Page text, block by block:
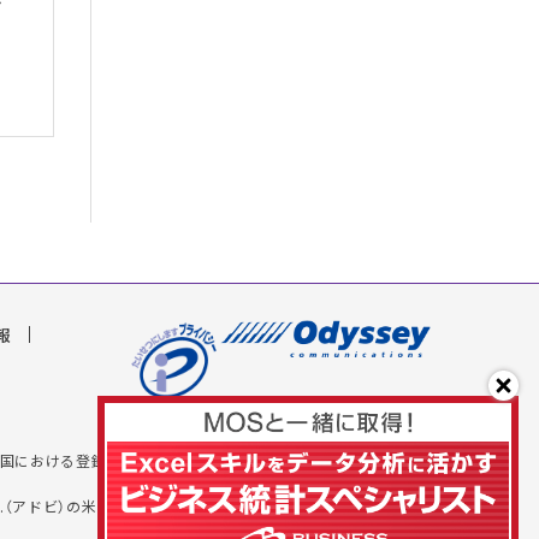
おける登録商標または商標です。
ドビ）の米国およびその他の国における商標または登録商